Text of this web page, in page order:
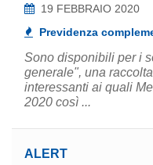
19 FEBBRAIO 2020
Previdenza
Sono disponibili per i
generale", una
interessanti ai quali
2020 così ...
ALERT